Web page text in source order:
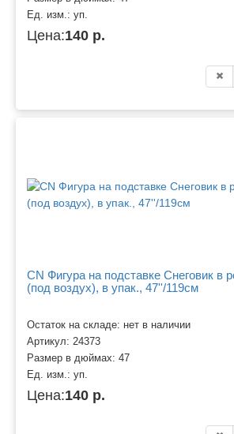
Ед. изм.: уп.
Цена:140 р.
CN Фигура на подставке Снеговик в
(под воздух), в упак., 47''/119см
Остаток на складе: нет в наличии
Артикул: 24373
Размер в дюймах: 47
Ед. изм.: уп.
Цена:140 р.